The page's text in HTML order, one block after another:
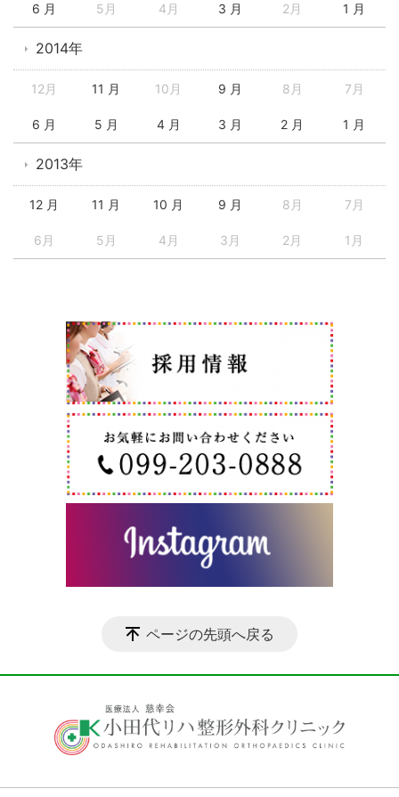
6 月 5月 4月 3 月 2月 1 月
2014年
12月 11 月 10月 9 月 8月 7月
6 月 5 月 4 月 3 月 2 月 1 月
2013年
12 月 11 月 10 月 9 月 8月 7月
6月 5月 4月 3月 2月 1月
ページの先頭へ戻る